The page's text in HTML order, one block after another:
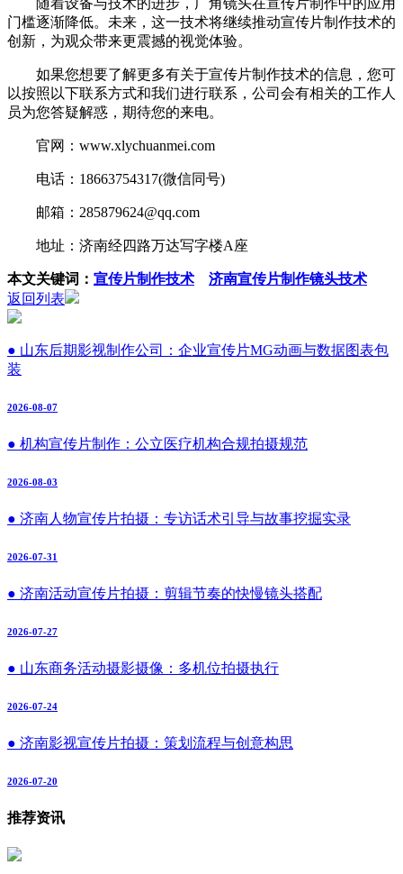
随着设备与技术的进步，广角镜头在宣传片制作中的应用
门槛逐渐降低。未来，这一技术将继续推动宣传片制作技术的
创新，为观众带来更震撼的视觉体验。
如果您想要了解更多有关于宣传片制作技术的信息，您可
以按照以下联系方式和我们进行联系，公司会有相关的工作人
员为您答疑解惑，期待您的来电。
官网：www.xlychuanmei.com
电话：18663754317(微信同号)
邮箱：285879624@qq.com
地址：济南经四路万达写字楼A座
本文关键词： 宣传片制作技术
济南宣传片制作镜头技术
返回列表
● 山东后期影视制作公司：企业宣传片MG动画与数据图表包
装
2026-08-07
● 机构宣传片制作：公立医疗机构合规拍摄规范
2026-08-03
● 济南人物宣传片拍摄：专访话术引导与故事挖掘实录
2026-07-31
● 济南活动宣传片拍摄：剪辑节奏的快慢镜头搭配
2026-07-27
● 山东商务活动摄影摄像：多机位拍摄执行
2026-07-24
● 济南影视宣传片拍摄：策划流程与创意构思
2026-07-20
推荐资讯